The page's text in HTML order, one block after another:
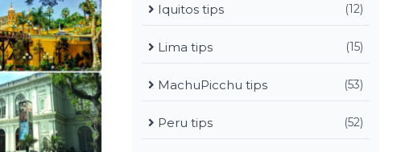
Iquitos tips (12)
Lima tips (15)
MachuPicchu tips (53)
Peru tips (52)